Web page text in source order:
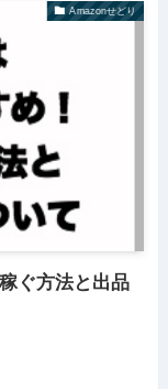
Amazonせどり
ぐ方法と出品